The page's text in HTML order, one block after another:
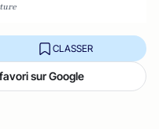
CLASSER
sur Google